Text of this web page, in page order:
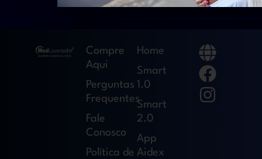
Compre
Aqui
Perguntas
Frequentes
Fale
Conosco
Política de
Home
Smart
1.0
Smart
2.0
App
Aidex
G
l
o
b
F
a
c
e
I
n
s
t